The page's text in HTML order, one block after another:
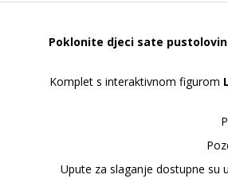
Poklonite djeci sate
Komplet s interaktivnom figurom
Upute za slaganje dostupne su